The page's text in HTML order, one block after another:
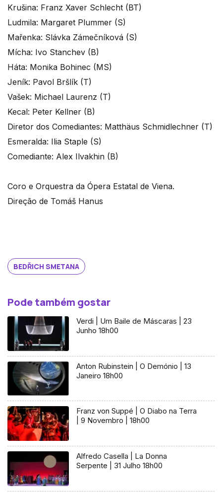
Krušina: Franz Xaver Schlecht (BT)
Ludmila: Margaret Plummer (S)
Mařenka: Slávka Zámečníková (S)
Mícha: Ivo Stanchev (B)
Háta: Monika Bohinec (MS)
Jeník: Pavol Bršlík (T)
Vašek: Michael Laurenz (T)
Kecal: Peter Kellner (B)
Diretor dos Comediantes: Matthäus Schmidlechner (T)
Esmeralda: Ilia Staple (S)
Comediante: Alex Ilvakhin (B)
Coro e Orquestra da Ópera Estatal de Viena.
Direção de Tomáš Hanus
BEDŘICH SMETANA
Pode também gostar
Verdi | Um Baile de Máscaras | 23
Junho 18h00
Anton Rubinstein | O Demónio | 13
Janeiro 18h00
Franz von Suppé | O Diabo na Terra
| 9 Novembro | 18h00
Alfredo Casella | La Donna
Serpente | 31 Julho 18h00